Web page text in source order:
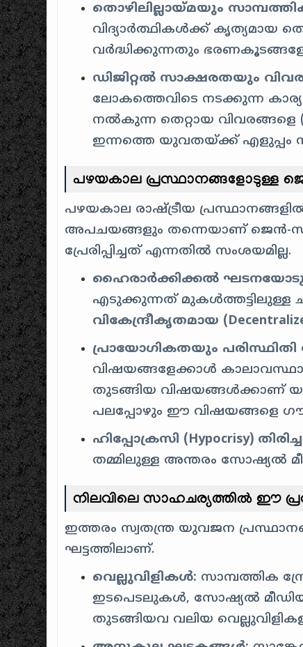
തൊഴിലില്ലായ്മയും
വിദ്യാർത്ഥികൾക്ക് കൃത്യമായ
വർദ്ധിക്കുന്നതും
ഡിജിറ്റൽ സാക്ഷരതയും
ലോകത്തെവിടെ നടക്കുന്ന
നൽകുന്ന തെറ്റായ വിവരങ്ങളെ
ഇന്നത്തെ യുവതയ്ക്ക് എളുപ്പം
പഴയകാല പ്രസ്ഥാനങ്ങളോടുള്ള
പഴയകാല രാഷ്ട്രീയ
അപചയങ്ങളും തന്നെയാണ് ജെൻ-സി
പ്രേരിപ്പിച്ചത് എന്നതിൽ സംശയമില്ല.
ഹൈരാർക്കിക്കൽ
എടുക്കുന്നത് മുകൾത്തട്ടിലുള്ള
വികേന്ദ്രീകൃതമായ
പ്രായോഗികതയും
വിഷയങ്ങളേക്കാൾ കാലാവസ്ഥാ
തുടങ്ങിയ വിഷയങ്ങൾക്കാണ്
പലപ്പോഴും ഈ വിഷയങ്ങളെ
ഹിപ്പോക്രസി (Hypocrisy)
തമ്മിലുള്ള അന്തരം സോഷ്യൽ
നിലവിലെ സാഹചര്യത്തിൽ ഈ
ഇത്തരം സ്വതന്ത്ര യുവജന
ഘട്ടത്തിലാണ്.
വെല്ലുവിളികൾ: സാമ്പത്തിക
ഇടപെടലുകൾ, സോഷ്യൽ
തുടങ്ങിയവ വലിയ